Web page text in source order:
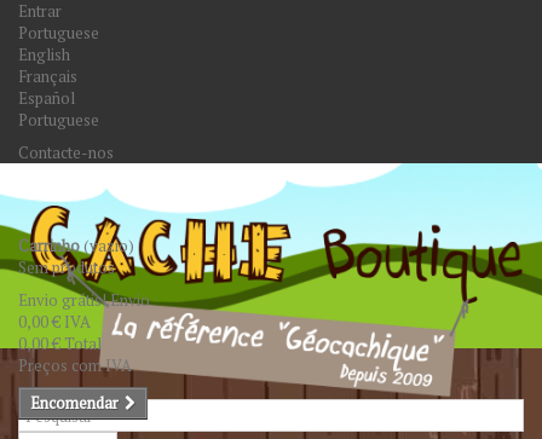
Entrar
Portuguese
English
Français
Español
Portuguese
Contacte-nos
Carrinho(vazio)
Sem produtos
Envio grátis!Envio
0,00 € IVA
0,00 €Total
Preços com IVA
Encomendar